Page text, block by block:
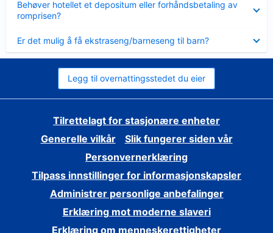
Behøver hotellet et depositum eller forhåndsbetaling av
romprisen?
mindre
Er det mulig å få ekstraseng/barneseng til barn?
mindre
Legg til overnattingsstedet du eier
Tilrettelagt for stasjonære enheter
Generelle vilkår
Slik fungerer siden vår
Personvernerklæring
Tilpass innstillinger for informasjonskapsler
Administrer personlige anbefalinger
Erklæring mot moderne slaveri
Erklæring om menneskerettigheter